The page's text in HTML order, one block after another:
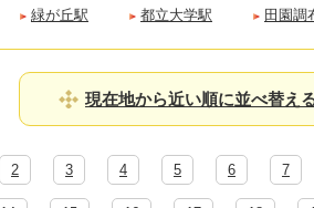
緑が丘駅 都立大学駅 田園調
現在地から近い順に並べ替え
2 3 4 5 6 7